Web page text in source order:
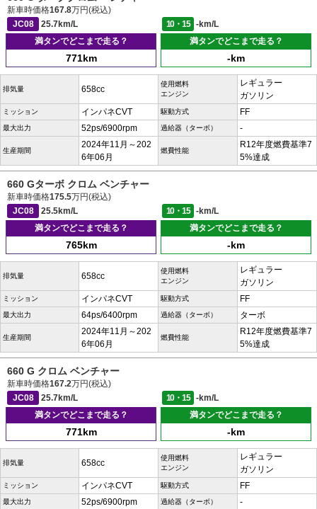
新車時価格167.8万円(税込)
JC08
25.7km/L 10・15
-km/L
満タンでどこまで走る？
771km
満タンでどこまで走る？
-km
排気量 658cc
使用燃料
エンジン
レギュラー
ガソリン
ミッション インパネCVT 駆動方式 FF
最大出力 52ps/6900rpm 過給器（ターボ） -
生産期間
2024年11月～202
6年06月
燃費性能
R12年度燃費基準7
5%達成
660 Gターボ クロム ベンチャー
新車時価格175.5万円(税込)
JC08
25.5km/L 10・15
-km/L
満タンでどこまで走る？
765km
満タンでどこまで走る？
-km
排気量 658cc
使用燃料
エンジン
レギュラー
ガソリン
ミッション インパネCVT 駆動方式 FF
最大出力 64ps/6400rpm 過給器（ターボ） ターボ
生産期間
2024年11月～202
6年06月
燃費性能
R12年度燃費基準7
5%達成
660 G クロム ベンチャー
新車時価格167.2万円(税込)
JC08
25.7km/L 10・15
-km/L
満タンでどこまで走る？
771km
満タンでどこまで走る？
-km
排気量 658cc
使用燃料
エンジン
レギュラー
ガソリン
ミッション インパネCVT 駆動方式 FF
最大出力 52ps/6900rpm 過給器（ターボ） -